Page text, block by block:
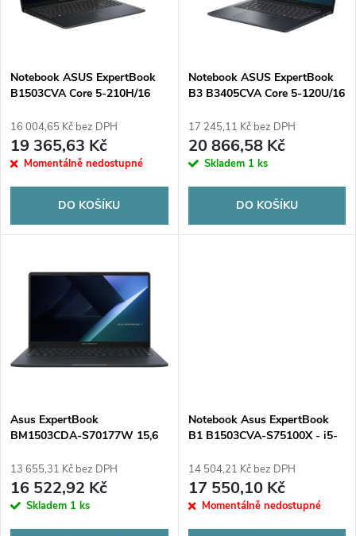
n
p
r
o
u
ů
s
p
r
o
d
t
Notebook ASUS ExpertBook
B1503CVA Core 5-210H/16
16 004,65 Kč bez DPH
19 365,63 Kč
Momentálně nedostupné
DO KOŠÍKU
Notebook ASUS ExpertBook
B3 B3405CVA Core 5-120U/16
17 245,11 Kč bez DPH
20 866,58 Kč
Skladem 1 ks
DO KOŠÍKU
Asus ExpertBook
BM1503CDA-S70177W 15,6
7535U/8GB/512GB/W11
3YGW Notebook
13 655,31 Kč bez DPH
16 522,92 Kč
Skladem 1 ks
Notebook Asus ExpertBook
B1 B1503CVA-S75100X - i5-
FHD/Win 11 PRO/3YRS
14 504,21 Kč bez DPH
17 550,10 Kč
Momentálně nedostupné